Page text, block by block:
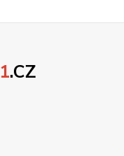
1.CZ